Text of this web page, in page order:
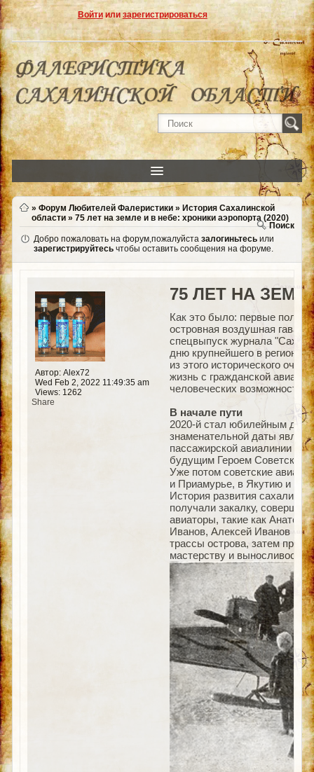
Войтиили зарегистрироваться
» Форум Любителей Фалеристики» История Сахалинской
области» 75 лет на земле и в небе: хроники аэропорта (2020)
Поиск
Добро пожаловать на форум,пожалуйста залогиньтесьили
зарегистрируйтесьчтобы оставить сообщения на форуме.
Автор: Alex72
Wed Feb 2, 2022 11:49:35 am
Views: 1262
Share
75 ЛЕТ НА
Как это было: первые
островная воздушная
спецвыпуск журнала
дню крупнейшего в регионе
из этого исторического
жизнь с гражданской
человеческих возможностей.
В начале пути
2020-й стал юбилейным для
знаменательной даты
пассажирской авиалинии
будущим Героем
Уже потом советские
и Приамурье, в Якутию и на
История развития
получали закалку,
авиаторы, такие как
Иванов, Алексей Иванов и
трассы острова, затем
мастерству и